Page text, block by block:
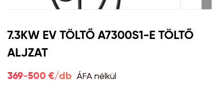
7.3KW EV TÖLTŐ A7300S1-E TÖLTŐ
ALJZAT
369-500 €/db ÁFA nélkül